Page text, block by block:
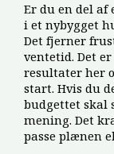
Er du en del
i et nybygget
Det fjerner
ventetid. Det
resultater her
start. Hvis du
budgettet skal
mening. Det
passe plænen